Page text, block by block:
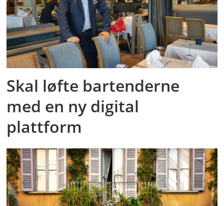
Skal løfte bartenderne
med en ny digital
plattform